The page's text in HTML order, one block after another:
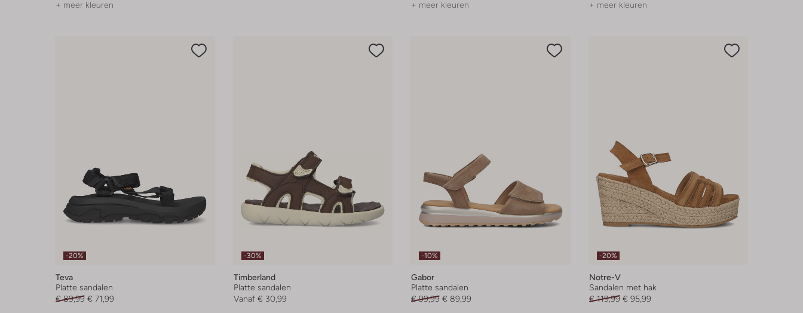
+ meer kleuren + meer kleuren + meer kleuren
-20%
Teva
Platte sandalen
€ 89,99 € 71,99
-30%
Timberland
Platte sandalen
Vanaf € 30,99
-10%
Gabor
Platte sandalen
€ 99,99 € 89,99
-20%
Notre-V
Sandalen met hak
€ 119,99 € 95,99